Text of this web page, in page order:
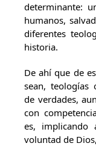
determinante:
humanos,
diferentes
historia.
De ahí que de
sean, teologías
de verdades,
con
es, implicando
voluntad de